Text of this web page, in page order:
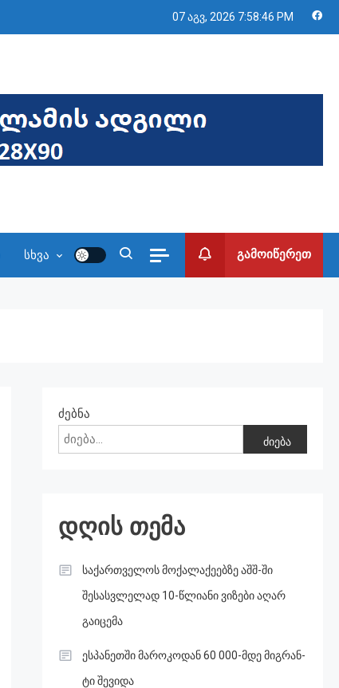
07 აგვ, 2026 7:58:47 PM
სხვა გამოიწერეთ
ძებნა
ძიება
დღის თემა
საქართველოს მოქალაქეებზე აშშ-ში
შესასვლელად 10-წლიანი ვიზები აღარ
გაიცემა
ესპანეთში მა­რო­კო­დან 60 000-მდე მიგ­რან­
ტი შე­ვი­და